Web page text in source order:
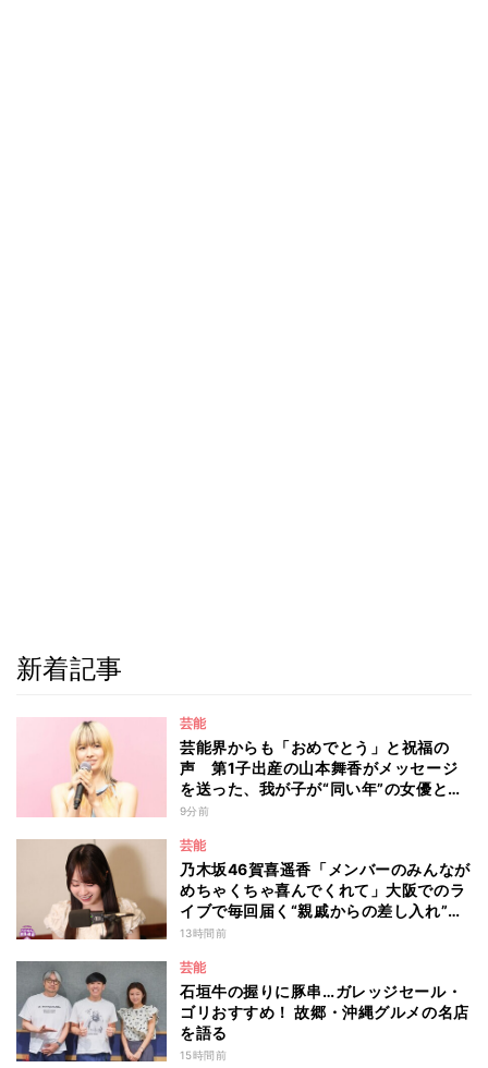
新着記事
芸能
芸能界からも「おめでとう」と祝福の
声 第1子出産の山本舞香がメッセージ
を送った、我が子が“同い年”の女優と
は 今月1日には2年在籍した所属事務所
改めて考えながら…」
9分前
芸能
乃木坂46賀喜遥香「メンバーのみんなが
めちゃくちゃ喜んでくれて」大阪でのラ
イブで毎回届く“親戚からの差し入れ”と
は？
13時間前
芸能
石垣牛の握りに豚串…ガレッジセール・
ゴリおすすめ！ 故郷・沖縄グルメの名店
を語る
15時間前